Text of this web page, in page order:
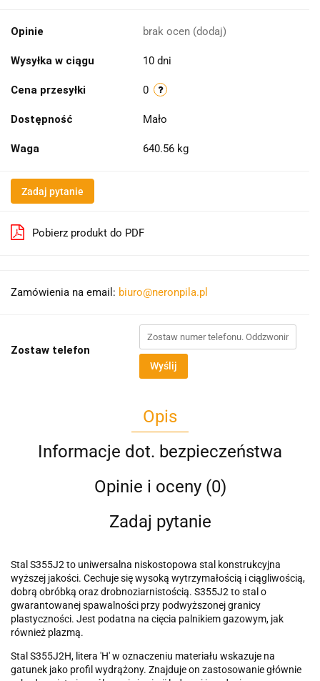
Opinie brak ocen (dodaj)
Wysyłka w ciągu 10 dni
Cena przesyłki 0
Dostępność Mało
Waga 640.56 kg
Zadaj pytanie
Pobierz produkt do PDF
Zamówienia na email: biuro@neronpila.pl
Zostaw telefon
Wyślij
Opis
Informacje dot. bezpieczeństwa
Opinie i oceny (0)
Zadaj pytanie
Stal S355J2 to uniwersalna niskostopowa stal konstrukcyjna
wyższej jakości. Cechuje się wysoką wytrzymałością i ciągliwością,
dobrą obróbką oraz drobnoziarnistością. S355J2 to stal o
gwarantowanej spawalności przy podwyższonej granicy
plastyczności. Jest podatna na cięcia palnikiem gazowym, jak
również plazmą.
Stal S355J2H, litera 'H' w oznaczeniu materiału wskazuje na
gatunek jako profil wydrążony. Znajduje on zastosowanie głównie